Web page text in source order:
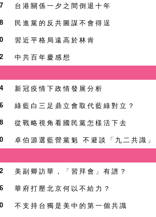
台港關係一夕之間倒退十年
民進黨的反共圖謀不會得逞
習近平格局遠高於林肯
中共百年慶感想
新冠疫情下政情發展分析
綠藍白三足鼎立會取代藍綠對立？
從戰略視角看國民黨怎樣活下去
卓伯源選藍營黨魁 不避談「九二共識」
美副卿訪華，「習拜會」有譜？
華府打壓北京何以不給力？
不支持台獨是美中的第一個共識